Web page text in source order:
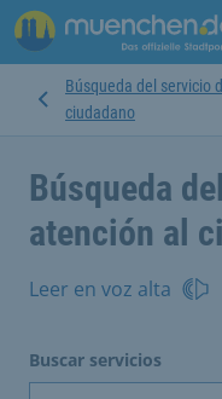
Búsqueda del servicio
ciudadano
Búsqueda
atención al
Leer en voz alta
Buscar servicios